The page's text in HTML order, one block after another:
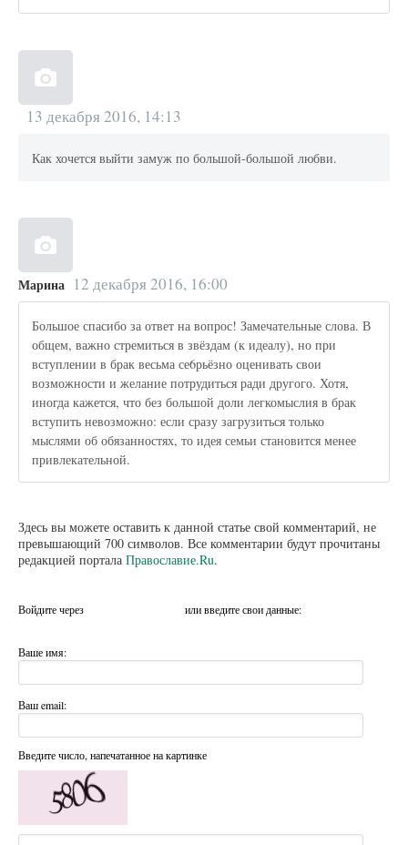
13 декабря 2016, 14:13
Как хочется выйти замуж по большой-большой любви.
Марина 12 декабря 2016, 16:00
Большое спасибо за ответ на вопрос! Замечательные слова. В
общем, важно стремиться в звёздам (к идеалу), но при
вступлении в брак весьма се6рьёзно оценивать свои
возможности и желание потрудиться ради другого. Хотя,
иногда кажется, что без большой доли легкомыслия в брак
вступить невозможно: если сразу загрузиться только
мыслями об обязанностях, то идея семьи становится менее
привлекательной.
Здесь вы можете оставить к данной статье свой комментарий, не
превышающий 700 символов. Все комментарии будут прочитаны
редакцией портала Православие.Ru.
Войдите через или введите свои данные:
Ваше имя:
Ваш email:
Введите число, напечатанное на картинке